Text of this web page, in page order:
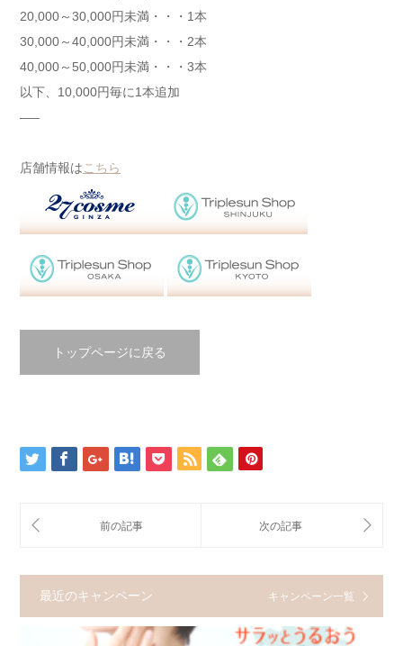
20,000～30,000円未満・・・1本
30,000～40,000円未満・・・2本
40,000～50,000円未満・・・3本
以下、10,000円毎に1本追加
—–
店舗情報は こちら
トップページに戻る
最近のキャンペーン キャンペーン一覧